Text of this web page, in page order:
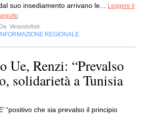
suo insediamento arrivano le...
Leggere il
Da Vesuviolive
INFORMAZIONE REGIONALE
Ue, Renzi: “Prevalso
solidarietà a Tunisia
“positivo che sia prevalso il principio